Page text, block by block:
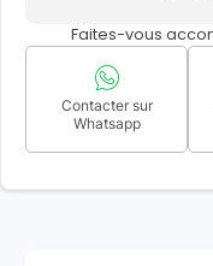
Faites-vous
Contacter sur
Whatsapp